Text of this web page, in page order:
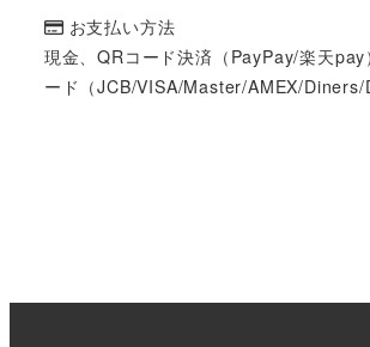
お支払い方法
現金、QRコード決済（PayPay/楽天pay
ード（JCB/VISA/Master/AMEX/Diners/